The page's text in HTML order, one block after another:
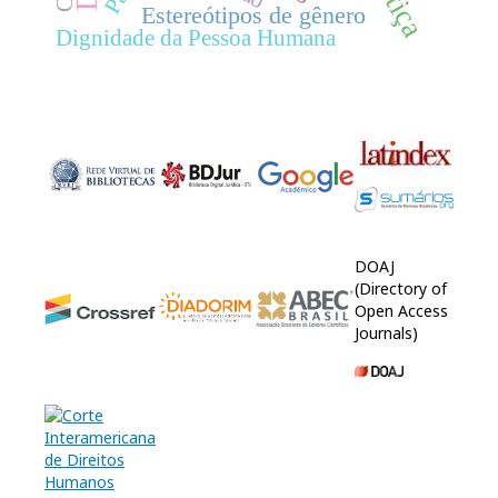
Estereótipos de gênero
Dignidade da Pessoa Humana
DOAJ
(Directory of
Open Access
Journals)